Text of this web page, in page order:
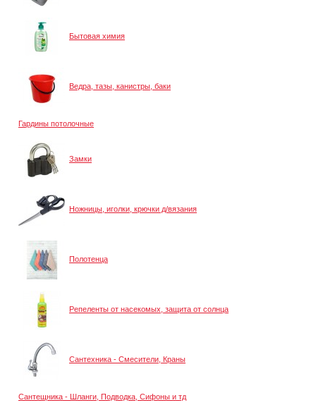
Бытовая химия
Ведра, тазы, канистры, баки
Гардины потолочные
Замки
Ножницы, иголки, крючки д/вязания
Полотенца
Репеленты от насекомых, защита от солнца
Сантехника - Смесители, Краны
Сантещника - Шланги, Подводка, Сифоны и тд